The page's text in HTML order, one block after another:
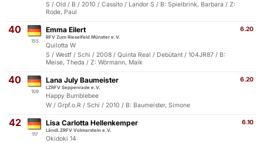
S / Old / B / 2010 / Cassito / Landor S / B: Spielbrink, Barbara / Z:
Rode, Paul
40
155
6.20
Emma Eilert
RFV Zum Rieselfeld Münster e.V.
Quilotta W
S / Westf / Schi / 2008 / Quinta Real / Debütant / 104JR87 / B:
Meise, Theda / Z: Wörmann, Maik
40
109
6.20
Lana July Baumeister
LZRFV Seppenrade e.V.
Happy Bumblebee
W / Grpf.o.R / Schi / 2010 / B: Baumeister, Simone
42
117
6.10
Lisa Carlotta Hellenkemper
Ländl.ZRFV Volmarstein e.V.
Okidoki 14